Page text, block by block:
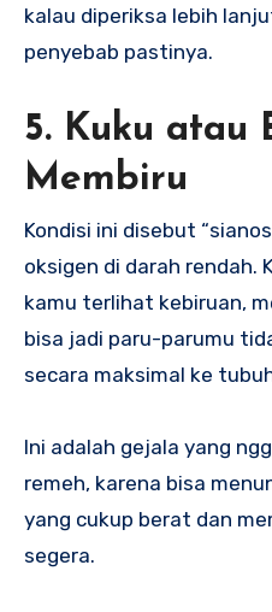
kalau diperiksa lebih
penyebab pastinya.
5. Kuku atau
Membiru
Kondisi ini disebut
oksigen di darah rendah.
kamu terlihat kebiruan,
bisa jadi paru-parumu
secara maksimal ke
Ini adalah gejala yang
remeh, karena bisa
yang cukup berat dan
segera.